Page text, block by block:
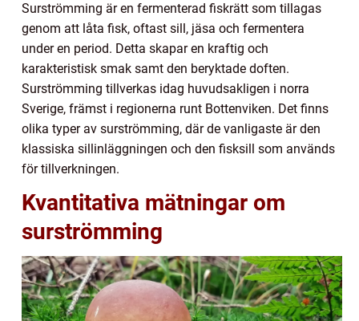
Surströmming är en fermenterad fiskrätt som tillagas
genom att låta fisk, oftast sill, jäsa och fermentera
under en period. Detta skapar en kraftig och
karakteristisk smak samt den beryktade doften.
Surströmming tillverkas idag huvudsakligen i norra
Sverige, främst i regionerna runt Bottenviken. Det finns
olika typer av surströmming, där de vanligaste är den
klassiska sillinläggningen och den fisksill som används
för tillverkningen.
Kvantitativa mätningar om
surströmming